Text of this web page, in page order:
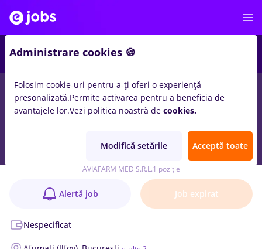
Operator Facturare- Depozit Produse
Medicale și Farmaceutice
AVIAFARM MED S.R.L.1 poziție
Alertă job Job expirat
Nespecificat
Administrare cookies 🍪
Folosim cookie-uri pentru a-ți oferi o experiență
presonalizată.Permite activarea pentru a beneficia de
avantajele lor.Vezi politica noastră de cookies.
Modifică setările Acceptă toate